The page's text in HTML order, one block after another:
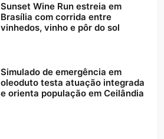
Sunset Wine Run estreia em
Brasília com corrida entre
vinhedos, vinho e pôr do sol
Simulado de emergência em
oleoduto testa atuação integrada
e orienta população em Ceilândia